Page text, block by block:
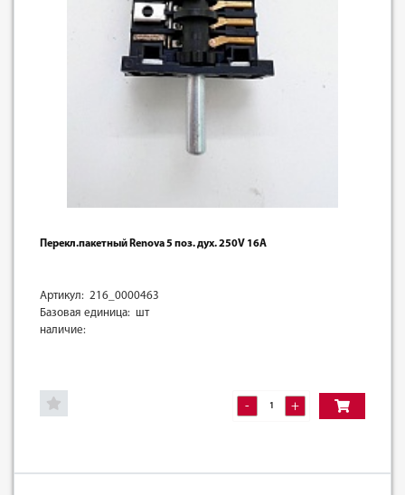
Перекл.пакетный Renova 5 поз. дух. 250V 16A
Артикул: 216_0000463
Базовая единица: шт
наличие:
- +